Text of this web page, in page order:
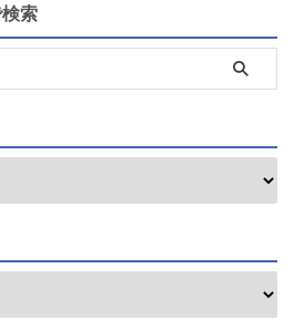
索